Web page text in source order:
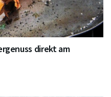
direkt am